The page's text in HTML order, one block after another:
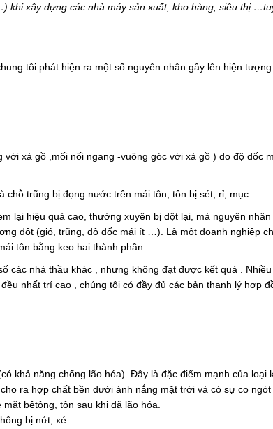
khi xây dựng các nhà máy sản xuất, kho hàng, siêu thị
tôi phát hiện ra một số nguyên nhân gây lên hiện
xà gồ ,mối nối ngang -vuông góc với xà gồ ) do độ
trũng bị đọng nước trên mái tôn, tôn bị sét, rỉ, mục
lại hiệu quả cao, thường xuyên bị dột lại, mà nguyên
dột (gió, trũng, độ dốc mái ít …). Là một doanh nghiệp
tôn bằng keo hai thành phần.
nhà thầu khác , nhưng không đạt được kết quả .
nhất trí cao , chúng tôi có đầy đủ các bản thanh lý hợp
khả năng chống lão hóa). Đây là đặc điểm mạnh của loại
ra hợp chất bền dưới ánh nắng mặt trời và có sự co
bêtông, tôn sau khi đã lão hóa.
bị nứt, xé